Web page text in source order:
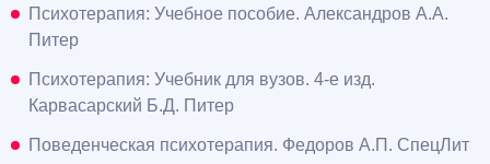
Психотерапия: Учебное пособие. Александров А.А.
Питер
Психотерапия: Учебник для вузов. 4-е изд.
Карвасарский Б.Д. Питер
Поведенческая психотерапия. Федоров А.П. СпецЛит